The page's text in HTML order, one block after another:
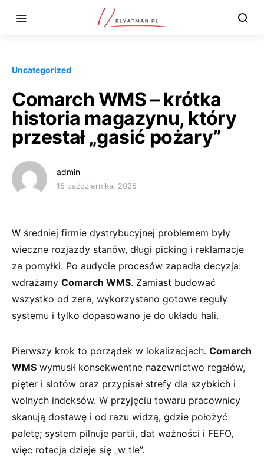
Uncategorized
Comarch WMS – krótka
historia magazynu, który
przestał „gasić pożary”
admin
15 października, 2025
W średniej firmie dystrybucyjnej problemem były
wieczne rozjazdy stanów, długi picking i reklamacje
za pomyłki. Po audycie procesów zapadła decyzja:
wdrażamy Comarch WMS. Zamiast budować
wszystko od zera, wykorzystano gotowe reguły
systemu i tylko dopasowano je do układu hali.
Pierwszy krok to porządek w lokalizacjach. Comarch
WMS wymusił konsekwentne nazewnictwo regałów,
pięter i slotów oraz przypisał strefy dla szybkich i
wolnych indeksów. W przyjęciu towaru pracownicy
skanują dostawę i od razu widzą, gdzie położyć
paletę; system pilnuje partii, dat ważności i FEFO,
więc rotacja dzieje się „w tle”.